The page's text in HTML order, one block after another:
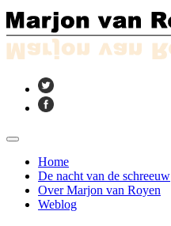
Home
De nacht van de schreeuw
Over Marjon van Royen
Weblog